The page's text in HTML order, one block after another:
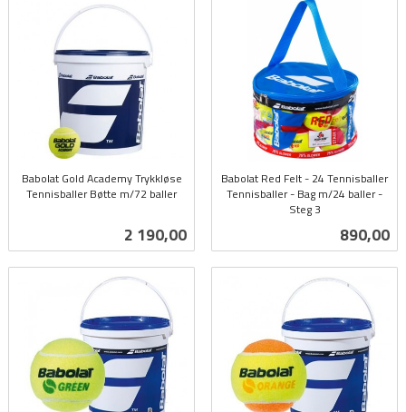
Babolat Gold Academy Trykkløse
Tennisballer Bøtte m/72 baller
Pris
2 190,00
Babolat Red Felt - 24 Tennisballer
Tennisballer - Bag m/24 baller -
Steg 3
Pris
890,00